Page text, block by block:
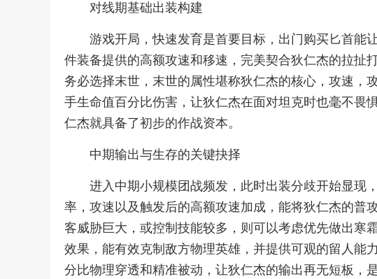
对线期基础出装构建
游戏开局，快速发育是首要目标，出门购买匕首能
件装备提供的高额攻速和移速，完美契合狄仁杰的拉扯
务必选择末世，末世的属性堪称狄仁杰的核心，攻速，
手生命值百分比伤害，让狄仁杰在面对坦克时也毫不畏
仁杰就具备了初步的作战资本。
中期输出与生存的关键抉择
进入中期小规模团战频发，此时出装分歧开始显现
率，攻速以及触发后的高额攻速加成，能将狄仁杰的普
客威胁巨大，或控制技能较多，则可以考虑优先做出寒
效果，能有效克制敌方物理英雄，并提供可观的留人能
分比物理穿透和精准被动，让狄仁杰的输出再无短板，